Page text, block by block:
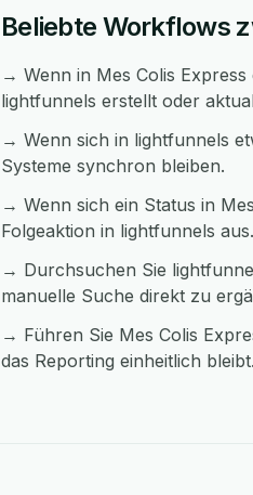
Beliebte Workflows
→ Wenn in Mes Colis
lightfunnels erstellt oder
→ Wenn sich in lightfunnels
Systeme synchron bleiben.
→ Wenn sich ein Status in
Folgeaktion in lightfunnels aus.
→ Durchsuchen Sie
manuelle Suche direkt zu
→ Führen Sie Mes Colis
das Reporting einheitlich bleibt.